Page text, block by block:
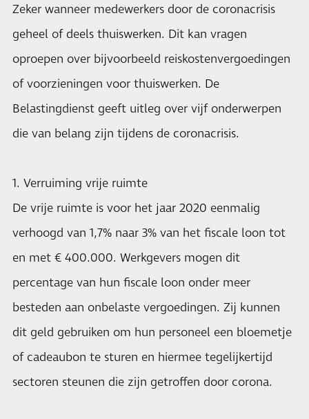
Zeker wanneer medewerkers door de coronacrisis
geheel of deels thuiswerken. Dit kan vragen
oproepen over bijvoorbeeld reiskostenvergoedingen
of voorzieningen voor thuiswerken. De
Belastingdienst geeft uitleg over vijf onderwerpen
die van belang zijn tijdens de coronacrisis.
1. Verruiming vrije ruimte
De vrije ruimte is voor het jaar 2020 eenmalig
verhoogd van 1,7% naar 3% van het fiscale loon tot
en met € 400.000. Werkgevers mogen dit
percentage van hun fiscale loon onder meer
besteden aan onbelaste vergoedingen. Zij kunnen
dit geld gebruiken om hun personeel een bloemetje
of cadeaubon te sturen en hiermee tegelijkertijd
sectoren steunen die zijn getroffen door corona.